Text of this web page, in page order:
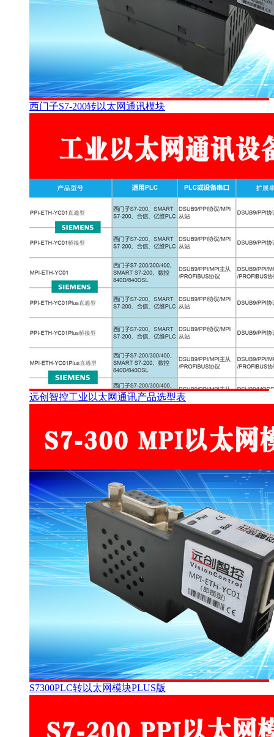
西门子S7-200转以太网通讯模块
远创智控工业以太网通讯产品选型表
S7300PLC转以太网模块PLUS版